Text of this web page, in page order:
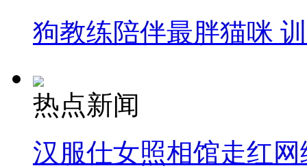
狗教练陪伴最胖猫咪
热点新闻
汉服仕女照相馆走红网